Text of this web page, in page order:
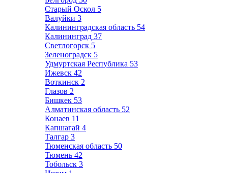
Старый Оскол 5
Валуйки 3
Калининградская область 54
Калининград 37
Светлогорск 5
Зеленоградск 5
Удмуртская Республика 53
Ижевск 42
Воткинск 2
Глазов 2
Бишкек 53
Алматинская область 52
Конаев 11
Капшагай 4
Талгар 3
Тюменская область 50
Тюмень 42
Тобольск 3